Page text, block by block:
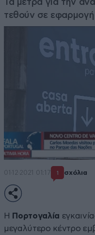
τεθούν σε
01·12·2021 01:17 1 σχόλια
Η Πορτογαλία
μεγαλύτερο κέντρο